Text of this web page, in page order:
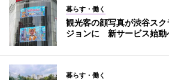
暮らす・働く
観光客の顔写真が渋谷ス
ジョンに 新サービス始動
暮らす・働く